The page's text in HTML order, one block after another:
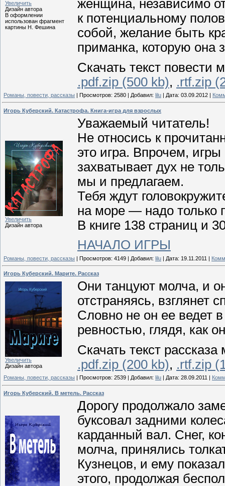
Увеличить
Дизайн автора
В оформлении
использован фрагмент
картины Н. Фешина
женщина, независимо
к потенциальному
собой, желание быть
приманка, которую
Скачать текст повести
.pdf.zip (500 kb), .rtf.zip
Романы, повести, рассказы | Просмотров: 2580 | Добавил: lilu | Дата: 03.09.2012 |
Игорь Куберский. Катастрофа. Книга-игра для взрослых
Увеличить
Дизайн автора
Уважаемый читатель!
Не относись к
это игра. Впрочем,
захватывает дух не
мы и предлагаем.
Тебя ждут
на море — надо только
В книге 138 страниц и
НАЧАЛО ИГРЫ
Романы, повести, рассказы | Просмотров: 4149 | Добавил: lilu | Дата: 19.11.2011 |
Игорь Куберский. Марите. Рассказ
Увеличить
Дизайн автора
Они танцуют молча, и
отстраняясь, взглянет
Словно не он ее ведет
ревностью, глядя, как
Скачать текст
.pdf.zip (200 kb), .rtf.zip
Романы, повести, рассказы | Просмотров: 2539 | Добавил: lilu | Дата: 28.09.2011 |
Игорь Куберский. В метель. Рассказ
Дорогу продолжало
буксовал задними
карданный вал. Снег,
молча, принялись
Кузнецов, и ему
этого, продолжая